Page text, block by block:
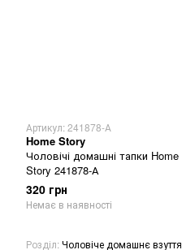
Артикул: 241878-А
Home Story
Чоловічі домашні тапки Home
Story 241878-А
320 грн
Немає в наявності
Розділ Чоловіче домашнє взуття